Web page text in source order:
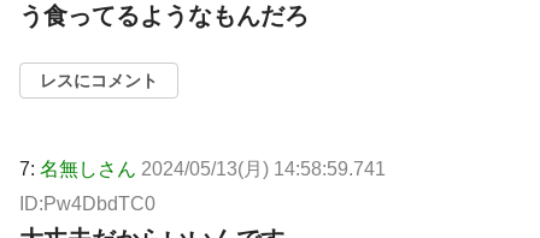
う食ってるようなもんだろ
レスにコメント
7: 名無しさん 2024/05/13(月) 14:58:59.741
ID:Pw4DbdTC0